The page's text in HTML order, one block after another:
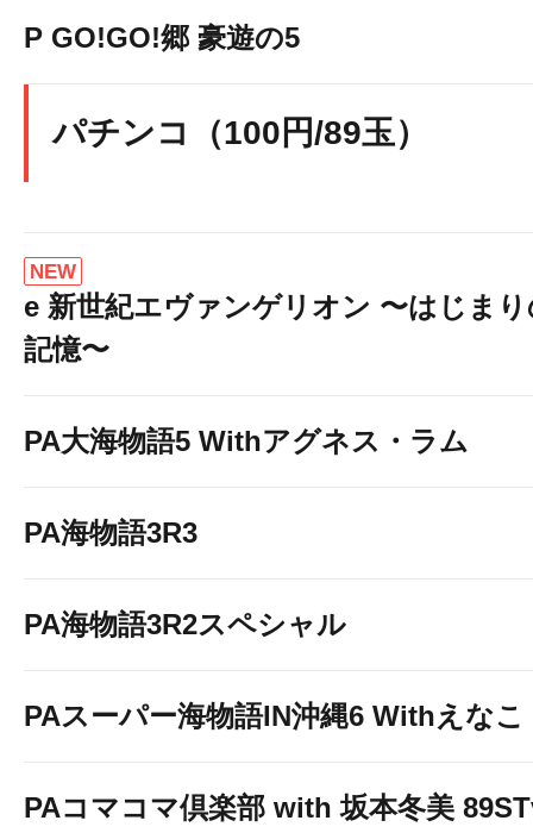
P GO!GO!郷 豪遊の5
パチンコ（100円/89玉）
NEW
e 新世紀エヴァンゲリオン 〜はじま
記憶〜
PA大海物語5 Withアグネス・ラム
PA海物語3R3
PA海物語3R2スペシャル
PAスーパー海物語IN沖縄6 Withえなこ
PAコマコマ倶楽部 with 坂本冬美